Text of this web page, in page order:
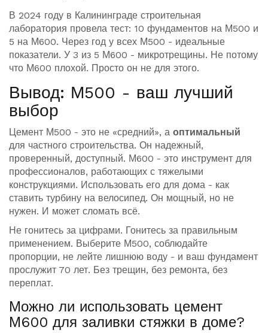
В 2024 году в Калининграде строительная
лаборатория провела тест: 10 фундаментов на М500 и
5 на М600. Через год у всех М500 - идеальные
показатели. У 3 из 5 М600 - микротрещины. Не потому
что М600 плохой. Просто он не для этого.
Вывод: М500 - ваш лучший
выбор
Цемент М500 - это не «средний», а оптимальный
для частного строительства. Он надежный,
проверенный, доступный. М600 - это инструмент для
профессионалов, работающих с тяжелыми
конструкциями. Использовать его для дома - как
ставить турбину на велосипед. Он мощный, но не
нужен. И может сломать всё.
Не гонитесь за цифрами. Гонитесь за правильным
применением. Выберите М500, соблюдайте
пропорции, не лейте лишнюю воду - и ваш фундамент
прослужит 70 лет. Без трещин, без ремонта, без
переплат.
Можно ли использовать цемент
М600 для заливки стяжки в доме?